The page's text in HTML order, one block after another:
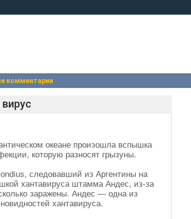
комментарии
океане произошла вспышка
которую разносят грызуны.
следовавший из Аргентины на
хантавируса штамма Андес, из-за
заражены. Андес — одна из
хантавируса.